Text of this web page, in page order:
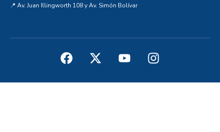
📍 Av. Juan Illingworth 108 y Av. Simón Bolívar